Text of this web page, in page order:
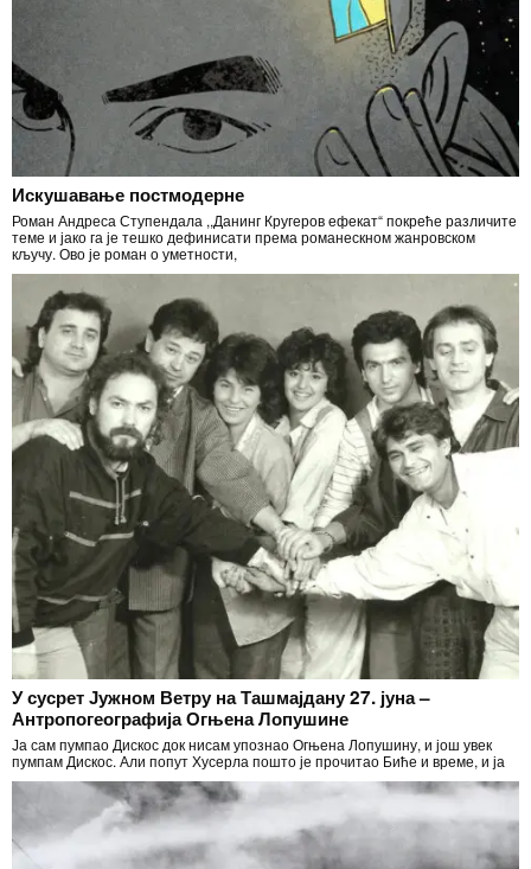
Искушавање постмодерне
Роман Андреса Ступендала ,,Данинг Кругеров ефекат“ покреће различите
теме и јако га је тешко дефинисати према романескном жанровском
кључу. Ово је роман о уметности,
У сусрет Јужном Ветру на Ташмајдану 27. јуна –
Антропогеографија Огњена Лопушине
Ја сам пумпао Дискос док нисам упознао Огњена Лопушину, и још увек
пумпам Дискос. Али попут Хусерла пошто је прочитао Биће и време, и ја